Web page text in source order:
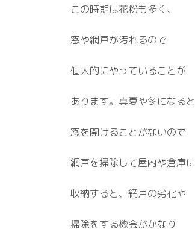
この時期は花粉も多く、
窓や網戸が汚れるので
個人的にやっていることが
あります。真夏や冬になると
窓を開けることがないので
網戸を掃除して屋内や倉庫に
収納すると、網戸の劣化や
掃除をする機会がかなり